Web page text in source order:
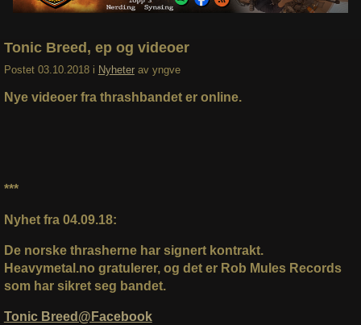
Søk
Tonic Breed, ep og videoer
Postet 03.10.2018 i Nyheter av yngve
Nye videoer fra thrashbandet er online.
***
Nyhet fra 04.09.18:
De norske thrasherne har signert kontrakt.
Heavymetal.no gratulerer, og det er Rob Mules Records
som har sikret seg bandet.
Tonic Breed@Facebook